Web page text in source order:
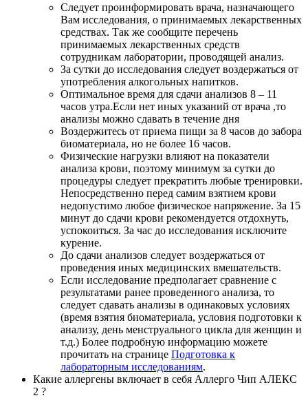
Следует проинформировать врача, назначающего
Вам исследования, о принимаемых лекарственных
средствах. Так же сообщите перечень
принимаемых лекарственных средств
сотрудникам лаборатории, проводящей анализ.
За сутки до исследования следует воздержаться от
употребления алкогольных напитков.
Оптимальное время для сдачи анализов 8 – 11
часов утра.Если нет иных указаний от врача ,то
анализы можно сдавать в течение дня
Воздержитесь от приема пищи за 8 часов до забора
биоматериала, но не более 16 часов.
Физические нагрузки влияют на показатели
анализа крови, поэтому минимум за сутки до
процедуры следует прекратить любые тренировки.
Непосредственно перед самим взятием крови
недопустимо любое физическое напряжение. За 15
минут до сдачи крови рекомендуется отдохнуть,
успокоиться. За час до исследования исключите
курение.
До сдачи анализов следует воздержаться от
проведения иных медицинских вмешательств.
Если исследование предполагает сравнение с
результатами ранее проведенного анализа, то
следует сдавать анализы в одинаковых условиях
(время взятия биоматериала, условия подготовки к
анализу, день менструального цикла для женщин и
т.д.) Более подробную информацию можете
прочитать на странице Подготовка к
лабораторным исследованиям.
Какие аллергены включает в себя Аллерго Чип АЛЕКС
2 ?